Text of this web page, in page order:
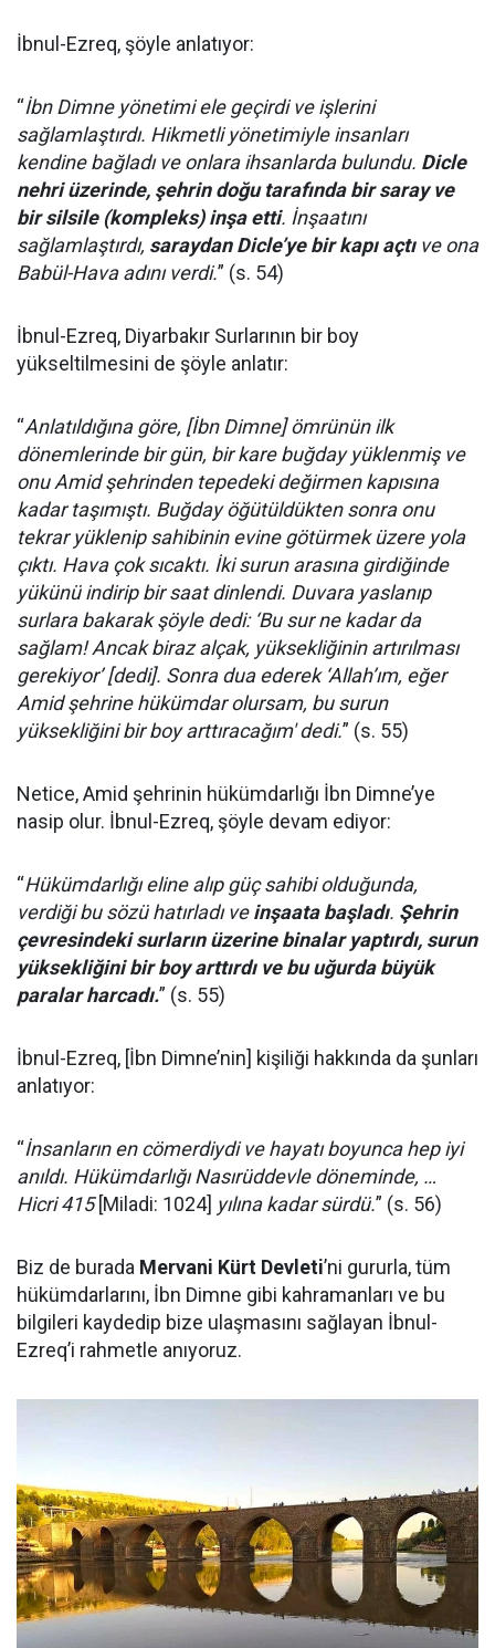
İbnul-Ezreq, şöyle anlatıyor:
“İbn Dimne yönetimi ele geçirdi ve işlerini
sağlamlaştırdı. Hikmetli yönetimiyle insanları
kendine bağladı ve onlara ihsanlarda bulundu. Dicle
nehri üzerinde, şehrin doğu tarafında bir saray ve
bir silsile (kompleks) inşa etti. İnşaatını
sağlamlaştırdı, saraydan Dicle’ye bir kapı açtıve ona
Babül-Hava adını verdi.” (s. 54)
İbnul-Ezreq, Diyarbakır Surlarının bir boy
yükseltilmesini de şöyle anlatır:
“Anlatıldığına göre, [İbn Dimne] ömrünün ilk
dönemlerinde bir gün, bir kare buğday yüklenmiş ve
onu Amid şehrinden tepedeki değirmen kapısına
kadar taşımıştı. Buğday öğütüldükten sonra onu
tekrar yüklenip sahibinin evine götürmek üzere yola
çıktı. Hava çok sıcaktı. İki surun arasına girdiğinde
yükünü indirip bir saat dinlendi. Duvara yaslanıp
surlara bakarak şöyle dedi: ‘Bu sur ne kadar da
sağlam! Ancak biraz alçak, yüksekliğinin artırılması
gerekiyor’ [dedi]. Sonra dua ederek ‘Allah’ım, eğer
Amid şehrine hükümdar olursam, bu surun
yüksekliğini bir boy arttıracağım' dedi.” (s. 55)
Netice, Amid şehrinin hükümdarlığı İbn Dimne’ye
nasip olur. İbnul-Ezreq, şöyle devam ediyor:
“Hükümdarlığı eline alıp güç sahibi olduğunda,
verdiği bu sözü hatırladı veinşaata başladı. Şehrin
çevresindeki surların üzerine binalar yaptırdı, surun
yüksekliğini bir boy arttırdı ve bu uğurda büyük
paralar harcadı.” (s. 55)
İbnul-Ezreq, [İbn Dimne’nin] kişiliği hakkında da şunları
anlatıyor:
“İnsanların en cömerdiydi ve hayatı boyunca hep iyi
anıldı. Hükümdarlığı Nasırüddevle döneminde, …
Hicri 415[Miladi: 1024] yılına kadar sürdü.” (s. 56)
Biz de burada Mervani Kürt Devleti’ni gururla, tüm
hükümdarlarını, İbn Dimne gibi kahramanları ve bu
bilgileri kaydedip bize ulaşmasını sağlayan İbnul-
Ezreq’i rahmetle anıyoruz.